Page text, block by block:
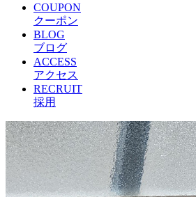
COUPON
クーポン
BLOG
ブログ
ACCESS
アクセス
RECRUIT
採用